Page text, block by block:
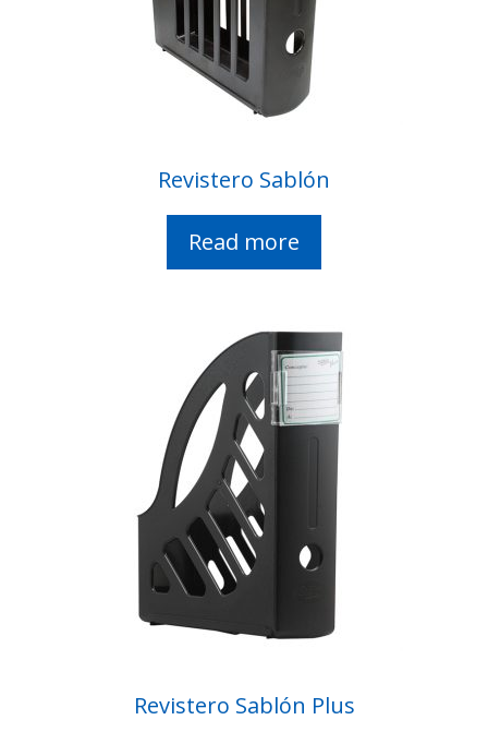
Revistero Sablón
Read more
Revistero Sablón Plus